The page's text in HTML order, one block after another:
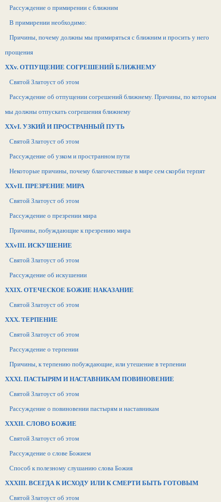
Рассуждение о примирении с ближним
В примирении необходимо:
Причины, почему должны мы примиряться с ближним и просить у него
прощения
XXv. ОТПУЩЕНИЕ СОГРЕШЕНИЙ БЛИЖНЕМУ
Святой Златоуст об этом
Рассуждение об отпущении согрешений ближнему. Причины, по которым
мы должны отпускать согрешения ближнему
XXvI. УЗКИЙ И ПРОСТРАННЫЙ ПУТЬ
Святой Златоуст об этом
Рассуждение об узком и пространном пути
Некоторые причины, почему благочестивые в мире сем скорби терпят
ХХvII. ПРЕЗРЕНИЕ МИРА
Святой Златоуст об этом
Рассуждение о презрении мира
Причины, побуждающие к презрению мира
ХХvIII. ИСКУШЕНИЕ
Святой Златоуст об этом
Рассуждение об искушении
XXIX. ОТЕЧЕСКОЕ БОЖИЕ НАКАЗАНИЕ
Святой Златоуст об этом
ХХХ. ТЕРПЕНИЕ
Святой Златоуст об этом
Рассуждение о терпении
Причины, к терпению побуждающие, или утешение в терпении
ХXXI. ПАСТЫРЯМ И НАСТАВНИКАМ ПОВИНОВЕНИЕ
Святой Златоуст об этом
Рассуждение о повиновении пастырям и наставникам
XXXII. СЛОВО БОЖИЕ
Святой Златоуст об этом
Рассуждение о слове Божием
Способ к полезному слушанию слова Божия
XXXIII. ВСЕГДА К ИСХОДУ ИЛИ К СМЕРТИ БЫТЬ ГОТОВЫМ
Святой Златоуст об этом